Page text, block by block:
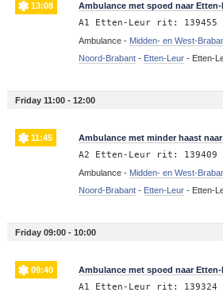
13:08 Ambulance met spoed naar
A1 Etten-Leur rit: 139455
Ambulance - Midden- en West-
Noord-Brabant- Etten-Leur- Etten-
Friday 11:00 - 12:00
11:45 Ambulance met minder haast
A2 Etten-Leur rit:
Ambulance - Midden- en West-
Noord-Brabant- Etten-Leur- Etten-
Friday 09:00 - 10:00
09:40 Ambulance met spoed naar
A1 Etten-Leur rit: